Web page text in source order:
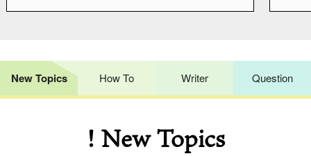
New Topics How To Writer Question
! New Topics